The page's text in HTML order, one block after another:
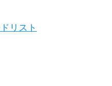
リスト